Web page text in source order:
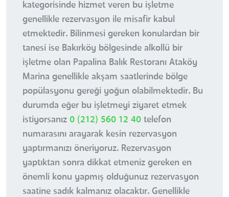
kategorisinde hizmet veren bu işletme
genellikle rezervasyon ile misafir kabul
etmektedir. Bilinmesi gereken konulardan bir
tanesi ise Bakırköy bölgesinde alkollü bir
işletme olan Papalina Balık Restoranı Ataköy
Marina genellikle akşam saatlerinde bölge
popülasyonu gereği yoğun olabilmektedir. Bu
durumda eğer bu işletmeyi ziyaret etmek
istiyorsanız 0 (212) 560 12 40 telefon
numarasını arayarak kesin rezervasyon
yaptırmanızı öneriyoruz. Rezervasyon
yaptıktan sonra dikkat etmeniz gereken en
önemli konu yapmış olduğunuz rezervasyon
saatine sadık kalmanız olacaktır. Genellikle